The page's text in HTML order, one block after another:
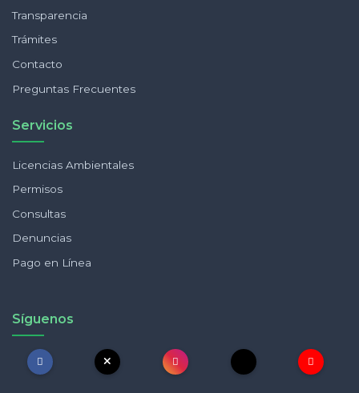
Transparencia
Trámites
Contacto
Preguntas Frecuentes
Servicios
Licencias Ambientales
Permisos
Consultas
Denuncias
Pago en Línea
Síguenos